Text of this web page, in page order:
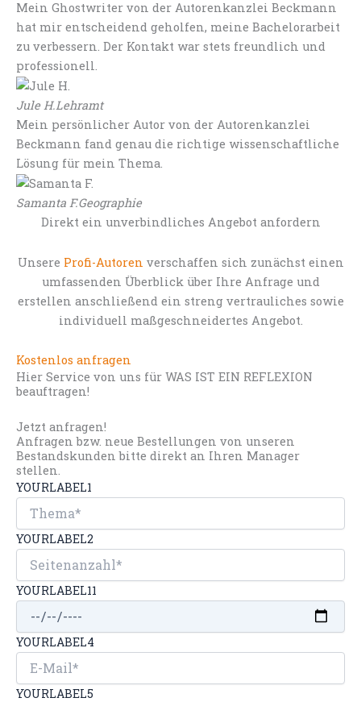
Mein Ghostwriter von der Autorenkanzlei Beckmann
hat mir entscheidend geholfen, meine Bachelorarbeit
zu verbessern. Der Kontakt war stets freundlich und
professionell.
Jule H.Lehramt
Mein persönlicher Autor von der Autorenkanzlei
Beckmann fand genau die richtige wissenschaftliche
Lösung für mein Thema.
Samanta F.Geographie
Direkt ein unverbindliches Angebot anfordern
Unsere Profi-Autoren verschaffen sich zunächst einen
umfassenden Überblick über Ihre Anfrage und
erstellen anschließend ein streng vertrauliches sowie
individuell maßgeschneidertes Angebot.
Kostenlos anfragen
Hier Service von uns für WAS IST EIN REFLEXION
beauftragen!
Jetzt anfragen!
Anfragen bzw. neue Bestellungen von unseren
Bestandskunden bitte direkt an Ihren Manager
stellen.
YOURLABEL1
YOURLABEL2
YOURLABEL11
YOURLABEL4
YOURLABEL5